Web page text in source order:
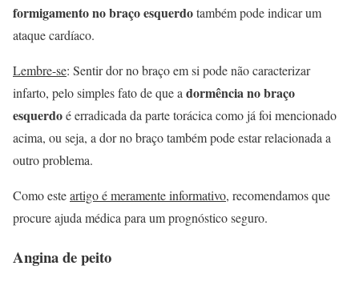
formigamento no braço esquerdotambém pode indicar um
ataque cardíaco.
Lembre-se: Sentir dor no braço em si pode não caracterizar
infarto, pelo simples fato de que a dormência no braço
esquerdoé erradicada da parte torácica como já foi mencionado
acima, ou seja, a dor no braço também pode estar relacionada a
outro problema.
Como esteartigo é meramente informativo, recomendamos que
procure ajuda médica para um prognóstico seguro.
Angina de peito